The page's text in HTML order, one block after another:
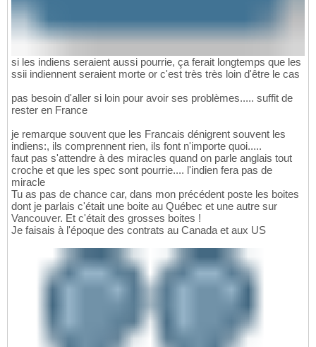
si les indiens seraient aussi pourrie, ça ferait longtemps que les
ssii indiennent seraient morte or c'est très très loin d'être le cas
pas besoin d'aller si loin pour avoir ses problèmes..... suffit de
rester en France
je remarque souvent que les Francais dénigrent souvent les
indiens:, ils comprennent rien, ils font n'importe quoi.....
faut pas s'attendre à des miracles quand on parle anglais tout
croche et que les spec sont pourrie.... l'indien fera pas de
miracle
Tu as pas de chance car, dans mon précédent poste les boites
dont je parlais c'était une boite au Québec et une autre sur
Vancouver. Et c'était des grosses boites !
Je faisais à l'époque des contrats au Canada et aux US